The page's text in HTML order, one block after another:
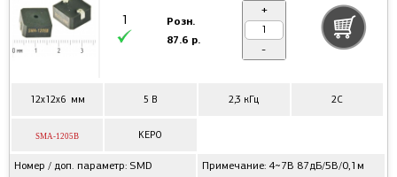
12x12x6 мм 5 В 2,3 кГц 2C
SMA-1205B KEPO
Номер / доп. параметр: SMD
Примечание: 4~7В 87дБ/5В/0,1м
1
Розн.
87.6 р.
+
-